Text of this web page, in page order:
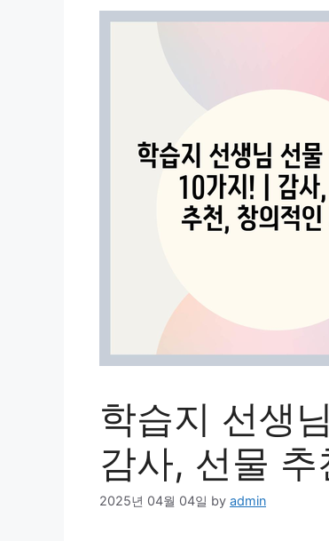
학습지 선생
감사, 선물
2025년 04월 04일 by admin